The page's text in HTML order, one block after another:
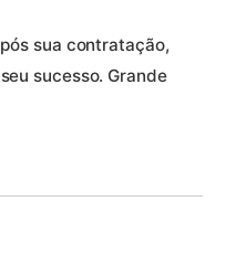
sua contratação,
sucesso. Grande